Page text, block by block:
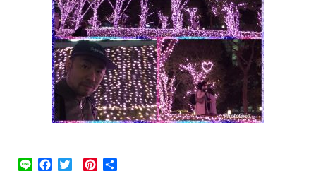
Line Facebook
Twitter Pinterest